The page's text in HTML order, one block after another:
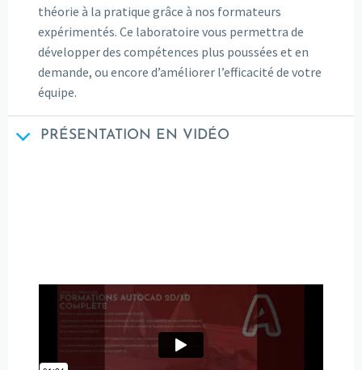
théorie à la pratique grâce à nos formateurs
expérimentés. Ce laboratoire vous permettra de
développer des compétences plus poussées et en
demande, ou encore d’améliorer l’efficacité de votre
équipe.
PRÉSENTATION EN VIDÉO